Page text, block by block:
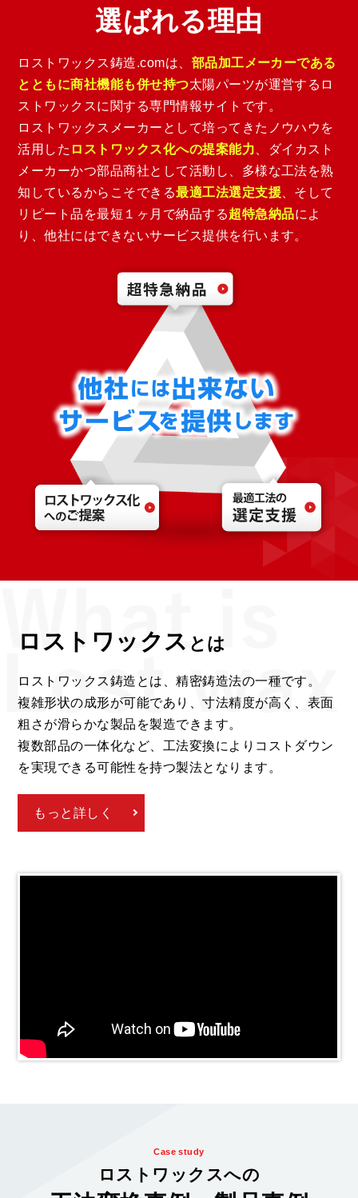
選ばれる理由
ロストワックス鋳造.comは、 部品加工メーカーである
とともに商社機能も併せ持つ太陽パーツが運営するロ
ストワックスに関する専門情報サイトです。
ロストワックスメーカーとして培ってきたノウハウを
活用した ロストワックス化への提案能力 、ダイカスト
メーカーかつ部品商社として活動し、多様な工法を熟
知しているからこそできる最適工法選定支援 、そして
リピート品を最短１ヶ月で納品する超特急納品によ
り、他社にはできないサービス提供を行います。
ロストワックス とは
ロストワックス鋳造とは、精密鋳造法の一種です。
複雑形状の成形が可能であり、寸法精度が高く、表面
粗さが滑らかな製品を製造できます。
複数部品の一体化など、工法変換によりコストダウン
を実現できる可能性を持つ製法となります。
もっと詳しく
Case study
ロストワックスへの